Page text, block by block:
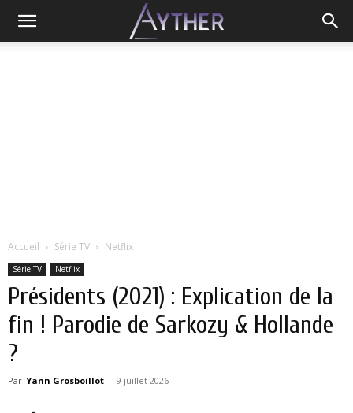
Accueil Série TV Netflix
Série TV Netflix
Présidents (2021) : Explication de la
fin ! Parodie de Sarkozy & Hollande
?
Par Yann Grosboillot - 9 juillet 2026